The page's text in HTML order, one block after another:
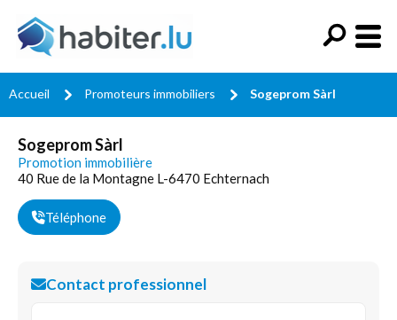
Accueil Promoteurs immobiliers Sogeprom Sàrl
Sogeprom Sàrl
Promotion immobilière
40 Rue de la Montagne L-6470 Echternach
Téléphone
Contact professionnel